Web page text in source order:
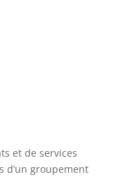
et de services
d’un groupement